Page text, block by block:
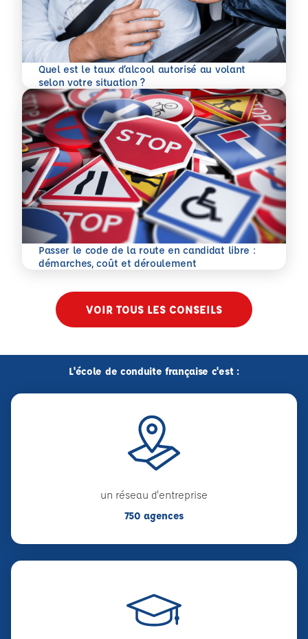
Quel est le taux d’alcool autorisé au volant
selon votre situation ?
En savoir plus
Passer le code de la route en candidat libre :
démarches, coût et déroulement
En savoir plus
VOIR TOUS LES CONSEILS
L'école de conduite française c'est :
un réseau d'entreprise
750 agences